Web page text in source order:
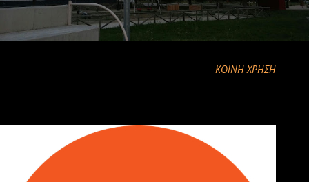
ΚΟΙΝΉ ΧΡΉΣΗ